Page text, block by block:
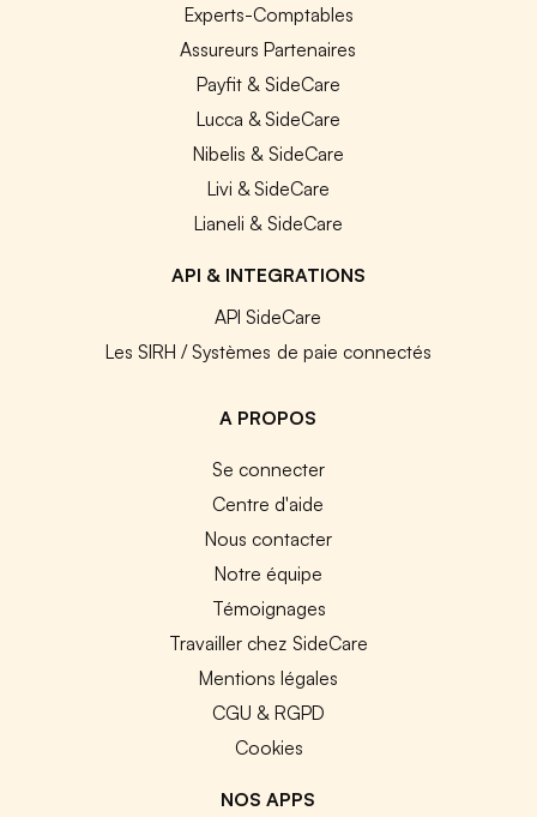
Experts-Comptables
Assureurs Partenaires
Payfit & SideCare
Lucca & SideCare
Nibelis & SideCare
Livi & SideCare
Lianeli & SideCare
API & INTEGRATIONS
API SideCare
Les SIRH / Systèmes de paie connectés
A PROPOS
Se connecter
Centre d'aide
Nous contacter
Notre équipe
Témoignages
Travailler chez SideCare
Mentions légales
CGU & RGPD
Cookies
NOS APPS